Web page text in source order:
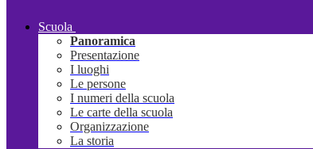
Scuola
Panoramica
Presentazione
I luoghi
Le persone
I numeri della scuola
Le carte della scuola
Organizzazione
La storia